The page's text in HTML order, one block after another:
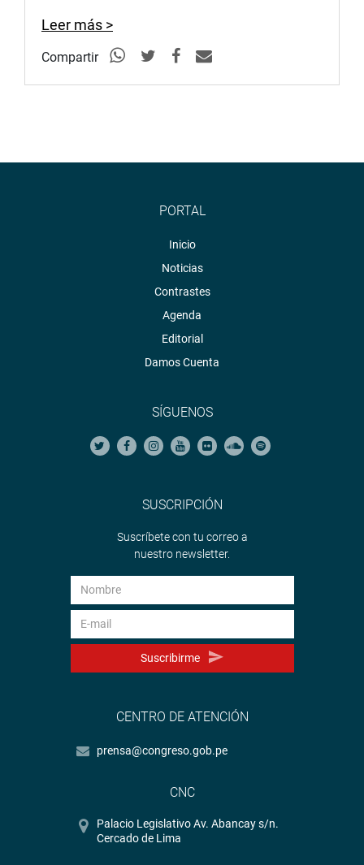
Leer más >
Compartir
PORTAL
Inicio
Noticias
Contrastes
Agenda
Editorial
Damos Cuenta
SÍGUENOS
SUSCRIPCIÓN
Suscríbete con tu correo a
nuestro newsletter.
Suscribirme
CENTRO DE ATENCIÓN
prensa@congreso.gob.pe
CNC
Palacio Legislativo Av. Abancay s/n.
Cercado de Lima